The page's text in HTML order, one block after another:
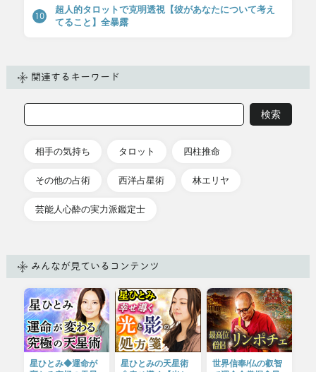
10
超人的タロットで克明透視【彼があなたについて考え
てること】全暴露
関連するキーワード
相手の気持ち タロット 四柱推命
その他の占術 西洋占星術 林エリヤ
芸能人心酔の実力派鑑定士
みんなが見ているコンテンツ
星ひとみ◆運命が
星ひとみの天星術
世界信奉/仏の叡智